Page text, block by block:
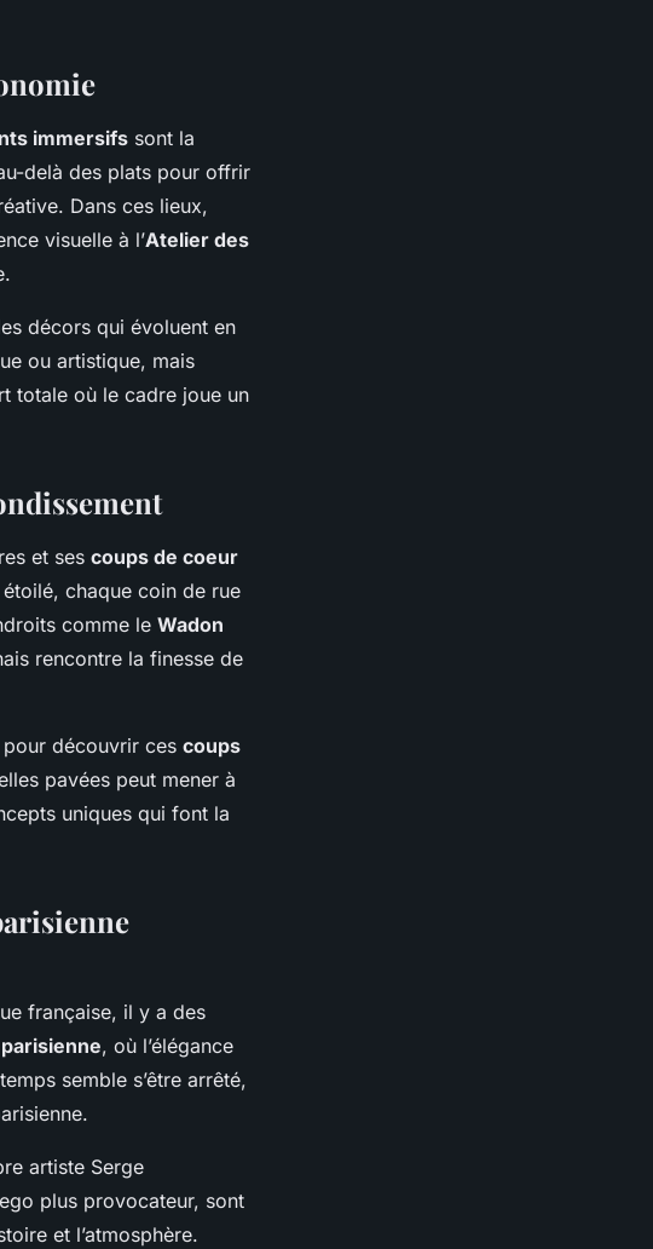
immersifs sont la
delà des plats pour offrir
Dans ces lieux,
visuelle à l’Atelier des
décors qui évoluent en
ou artistique, mais
totale où le cadre joue un
et ses coups de coeur
chaque coin de rue
comme le Wadon
rencontre la finesse de
pour découvrir ces coups
pavées peut mener à
uniques qui font la
française, il y a des
, où l’élégance
semble s’être arrêté,
artiste Serge
plus provocateur, sont
et l’atmosphère.